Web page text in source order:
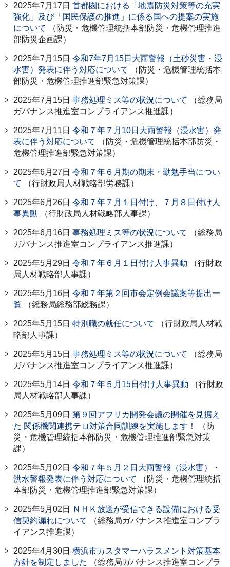
2025年7月17日 首都圏における「地震防災対策等の充実
強化」及び「国民保護の推進」に係る国への提案の実施
について
（防災・危機管理統括本部防災・危機管理推進
部防災企画課）
2025年7月15日 令和7年7月15日大雨警報（土砂災害・浸
水害）発表に伴う対応について
（防災・危機管理統括本
部防災・危機管理推進部緊急対策課）
2025年7月15日 事務処理ミス等の状況について
（総務局
ガバナンス推進室コンプライアンス推進課）
2025年7月11日 令和７年７月10日大雨警報（浸水害）発
表に伴う対応について
（防災・危機管理統括本部防災・
危機管理推進部緊急対策課）
2025年6月27日 令和７年６月期の期末・勤勉手当につい
て
（行財政局人材戦略部労務課）
2025年6月26日 令和７年７月１日付け、７月８日付け人
事異動 （行財政局人材戦略部人事課）
2025年6月16日 事務処理ミス等の状況について
（総務局
ガバナンス推進室コンプライアンス推進課）
2025年5月29日 令和７年６月１日付け人事異動 （行財政
局人材戦略部人事課）
2025年5月16日 令和７年第２回市会定例会議案等提出一
覧 （総務局総務部総務課）
2025年5月15日 特別職の就任について
（行財政局人材戦
略部人事課）
2025年5月15日 事務処理ミス等の状況について
（総務局
ガバナンス推進室コンプライアンス推進課）
2025年5月14日 令和７年５月15日付け人事異動 （行財政
局人材戦略部人事課）
2025年5月09日 第９回アフリカ開発会議の開催を見据え
た 関係機関連携テロ対策合同訓練を実施します！
（防
災・危機管理統括本部防災・危機管理推進部緊急対策
課）
2025年5月02日 令和７年５月２日大雨警報（浸水害）・
洪水警報発表に伴う対応について
（防災・危機管理統括
本部防災・危機管理推進部緊急対策課）
2025年5月02日
ＮＨＫ放送が受信できる設備における受
信契約漏れについて
（総務局ガバナンス推進室コンプラ
イアンス推進課）
2025年4月30日 横浜市カスタマーハラスメント対策基本
方針を制定しました
（総務局ガバナンス推進室コンプラ